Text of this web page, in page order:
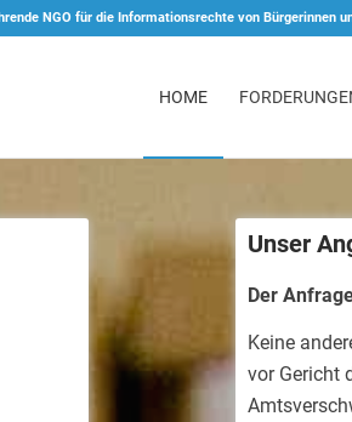
NGO für die Informationsrechte von Bürgerinnen
HOME
Unser
Der
Keine
vor Gericht